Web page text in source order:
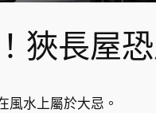
狹長屋
風水上屬於大忌。